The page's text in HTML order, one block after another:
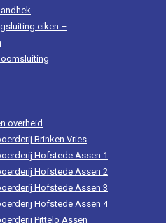
eiken –
overheid
Brinken Vries
Hofstede Assen 1
Hofstede Assen 2
Hofstede Assen 3
Hofstede Assen 4
Pittelo Assen